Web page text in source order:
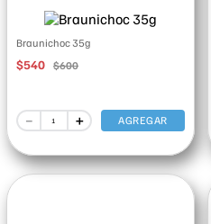
Braunichoc 35g
$540 $600
＋
－ AGREGAR